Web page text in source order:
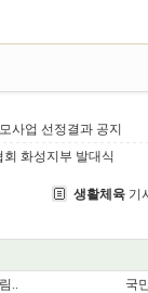
사업 선정결과 공지
화성지부 발대식
생활체육기
..
국